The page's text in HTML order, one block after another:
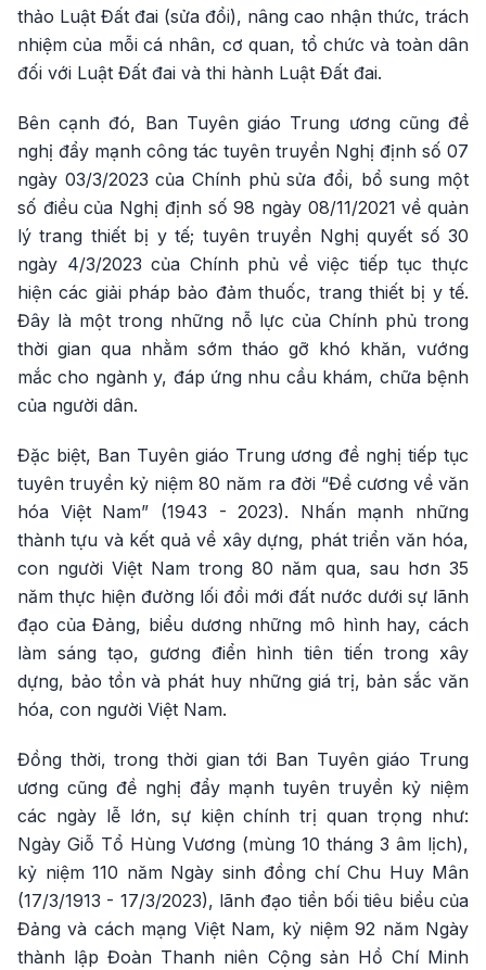
thảo Luật Đất đai (sửa đổi), nâng cao nhận thức, trách
nhiệm của mỗi cá nhân, cơ quan, tổ chức và toàn dân
đối với Luật Đất đai và thi hành Luật Đất đai.
Bên cạnh đó, Ban Tuyên giáo Trung ương cũng đề
nghị đẩy mạnh công tác tuyên truyền Nghị định số 07
ngày 03/3/2023 của Chính phủ sửa đổi, bổ sung một
số điều của Nghị định số 98 ngày 08/11/2021 về quản
lý trang thiết bị y tế; tuyên truyền Nghị quyết số 30
ngày 4/3/2023 của Chính phủ về việc tiếp tục thực
hiện các giải pháp bảo đảm thuốc, trang thiết bị y tế.
Đây là một trong những nỗ lực của Chính phủ trong
thời gian qua nhằm sớm tháo gỡ khó khăn, vướng
mắc cho ngành y, đáp ứng nhu cầu khám, chữa bệnh
của người dân.
Đặc biệt, Ban Tuyên giáo Trung ương đề nghị tiếp tục
tuyên truyền kỷ niệm 80 năm ra đời “Đề cương về văn
hóa Việt Nam” (1943 - 2023). Nhấn mạnh những
thành tựu và kết quả về xây dựng, phát triển văn hóa,
con người Việt Nam trong 80 năm qua, sau hơn 35
năm thực hiện đường lối đổi mới đất nước dưới sự lãnh
đạo của Đảng, biểu dương những mô hình hay, cách
làm sáng tạo, gương điển hình tiên tiến trong xây
dựng, bảo tồn và phát huy những giá trị, bản sắc văn
hóa, con người Việt Nam.
Đồng thời, trong thời gian tới Ban Tuyên giáo Trung
ương cũng đề nghị đẩy mạnh tuyên truyền kỷ niệm
các ngày lễ lớn, sự kiện chính trị quan trọng như:
Ngày Giỗ Tổ Hùng Vương (mùng 10 tháng 3 âm lịch),
kỷ niệm 110 năm Ngày sinh đồng chí Chu Huy Mân
(17/3/1913 - 17/3/2023), lãnh đạo tiền bối tiêu biểu của
Đảng và cách mạng Việt Nam, kỷ niệm 92 năm Ngày
thành lập Đoàn Thanh niên Cộng sản Hồ Chí Minh